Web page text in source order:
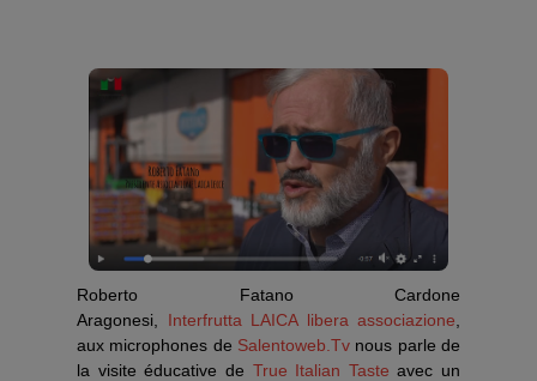
Roberto Fatano Cardone
Aragonesi, Interfrutta LAICA libera associazione
aux microphones de Salentoweb.Tv nous parle de
la visite éducative de True Italian Taste avec un